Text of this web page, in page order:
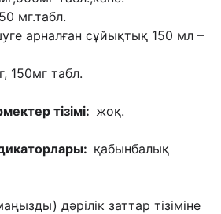
мг.табл.
арналған сұйықтық 150 мл –
150мг табл.
тізімі: жоқ.
қабынбалық
дəрілік заттар тізіміне